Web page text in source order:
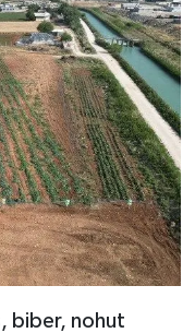
biber, nohut